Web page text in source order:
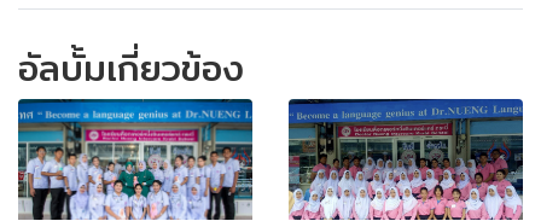
อัลบั้มเกี่ยวข้อง